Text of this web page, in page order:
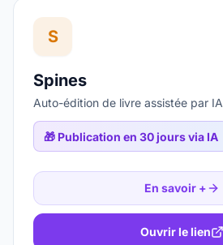
S
Spines
Auto-édition de livre assistée par IA
🎁 Publication en 30 jours via IA
En savoir +
Ouvrir le lien